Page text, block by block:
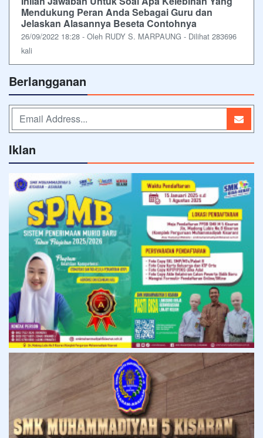
Mendukung Peran Anda Sebagai Guru dan
Jelaskan Alasannya Beseta Contohnya
26/09/2022 18:28 - Oleh RUDY S. MARPAUNG - Dilihat 283696
kali
Berlangganan
Iklan